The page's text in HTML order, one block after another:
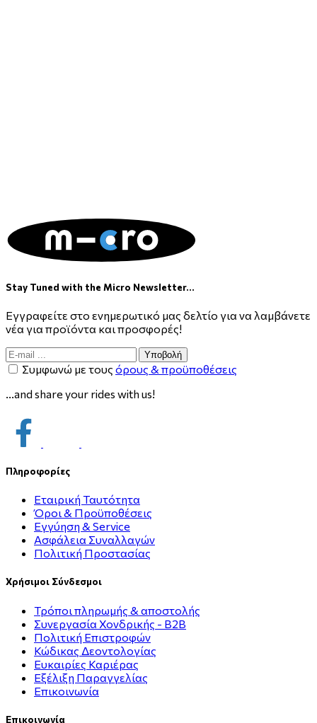
Stay Tuned with the Micro Newsletter...
Εγγραφείτε στο ενημερωτικό μας δελτίο για να λαμβάνετε
νέα για προϊόντα και προσφορές!
Υποβολή
Συμφωνώ με τους όρους & προϋποθέσεις
...and share your rides with us!
Πληροφορίες
Εταιρική Ταυτότητα
Όροι & Προϋποθέσεις
Εγγύηση & Service
Ασφάλεια Συναλλαγών
Πολιτική Προστασίας
Χρήσιμοι Σύνδεσμοι
Τρόποι πληρωμής & αποστολής
Συνεργασία Χονδρικής - B2B
Πολιτική Επιστροφών
Κώδικας Δεοντολογίας
Ευκαιρίες Καριέρας
Εξέλιξη Παραγγελίας
Επικοινωνία
Επικοινωνία